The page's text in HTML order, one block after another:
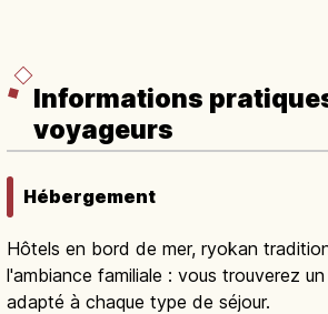
Informations
voyageurs
Hébergement
Hôtels en bord de mer, ryokan
l'ambiance familiale : vous trouverez
adapté à chaque type de séjour.